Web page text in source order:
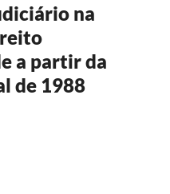
na
a partir da
de 1988